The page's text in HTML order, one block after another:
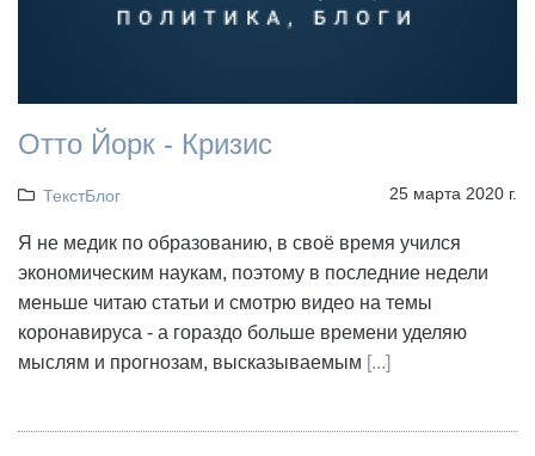
Отто Йорк - Кризис
ТекстБлог 25 марта 2020 г.
Я не медик по образованию, в своё время учился
экономическим наукам, поэтому в последние недели
меньше читаю статьи и смотрю видео на темы
коронавируса - а гораздо больше времени уделяю
мыслям и прогнозам, высказываемым [...]